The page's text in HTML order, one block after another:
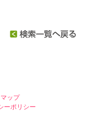
ップ
ーポリシー